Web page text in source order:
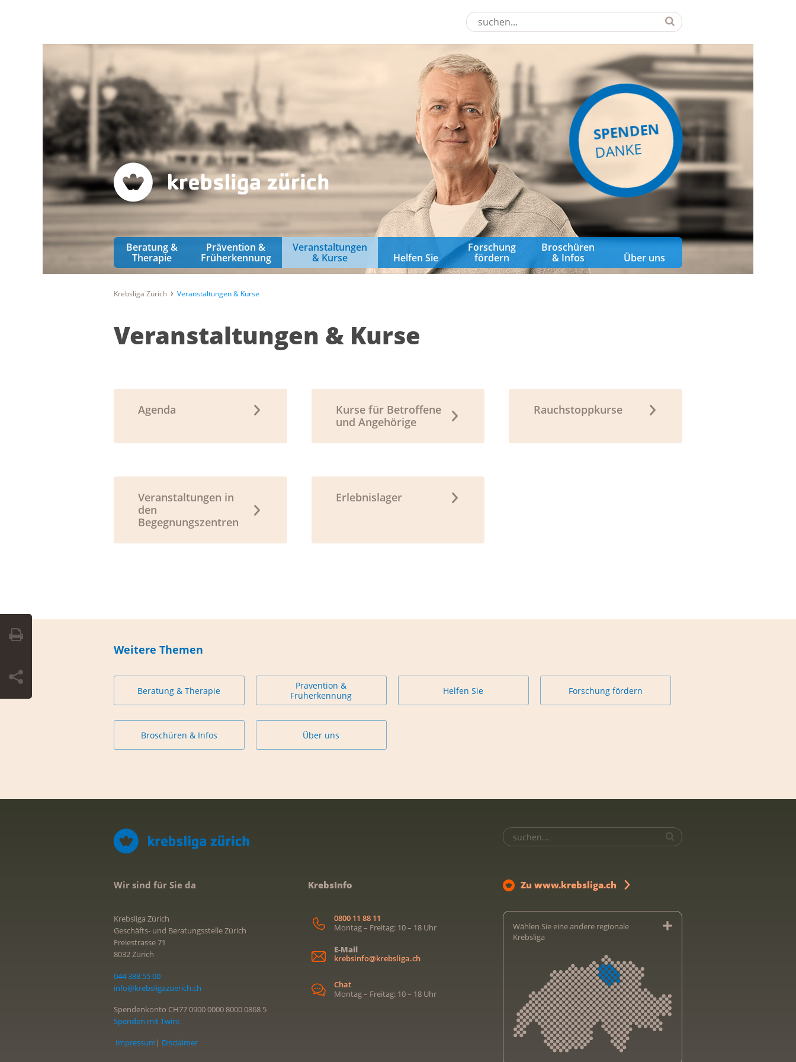
SPENDEN
DANKE
Beratung &
Therapie
Prävention &
Früherkennung
Veranstaltungen
& Kurse
Helfen Sie
Forschung
fördern
Broschüren
& Infos
Über uns
Krebsliga Zürich Veranstaltungen & Kurse
Veranstaltungen & Kurse
Agenda
Kurse für Betroffene
und Angehörige
Rauchstoppkurse
Veranstaltungen in
den
Begegnungszentren
Erlebnislager
Weitere Themen
Beratung & Therapie
Prävention &
Früherkennung
Helfen Sie Forschung fördern
Broschüren & Infos Über uns
Wir sind für Sie da
Krebsliga Zürich
Geschäfts- und Beratungsstelle Zürich
Freiestrasse 71
8032 Zürich
044 388 55 00
info@krebsligazuerich.ch
Spendenkonto CH77 0900 0000 8000 0868 5
Spenden mit Twint
Impressum | Disclaimer
KrebsInfo
0800 11 88 11
Montag – Freitag: 10 – 18 Uhr
E-Mail
krebsinfo@krebsliga.ch
Chat
Montag – Freitag: 10 – 18 Uhr
Zu www.krebsliga.ch
Wählen Sie eine andere regionale
Krebsliga